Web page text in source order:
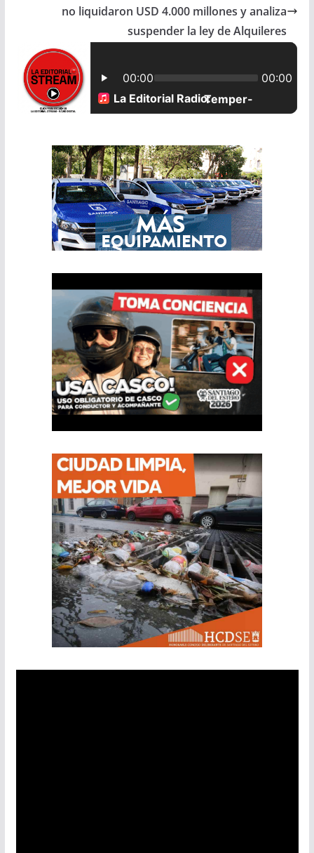
o
k
A
p
no liquidaron USD 4.000 millones y analiza
suspender la ley de Alquileres